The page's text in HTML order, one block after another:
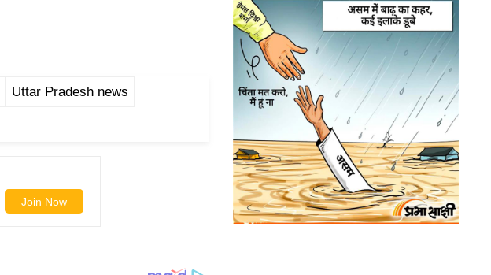
Uttar Pradesh news